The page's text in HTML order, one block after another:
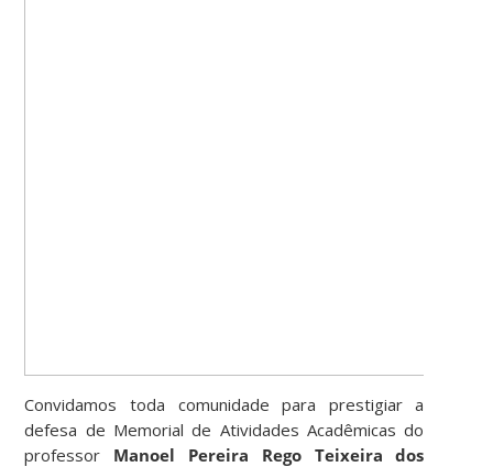
Convidamos toda comunidade para prestigiar a
defesa de Memorial de Atividades Acadêmicas do
professor Manoel Pereira Rego Teixeira dos